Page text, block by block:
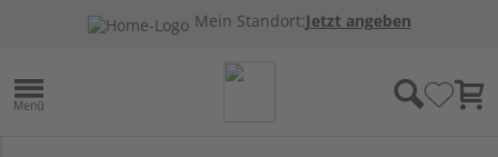
Mein Standort:Jetzt angeben